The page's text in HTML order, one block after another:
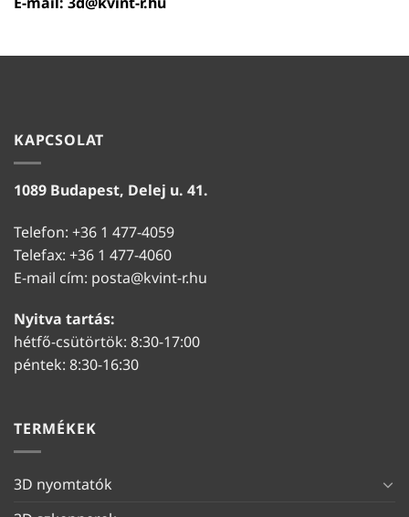
KAPCSOLAT
1089 Budapest, Delej u. 41.
Telefon: +36 1 477-4059
Telefax: +36 1 477-4060
E-mail cím: posta@kvint-r.hu
Nyitva tartás:
hétfő-csütörtök: 8:30-17:00
péntek: 8:30-16:30
TERMÉKEK
3D nyomtatók